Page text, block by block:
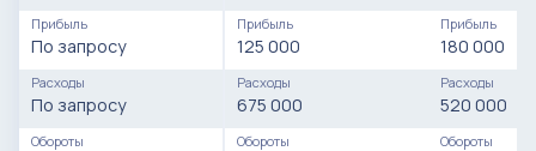
Прибыль
По запросу
Расходы
По запросу
Обороты
Прибыль
125 000
Расходы
675 000
Обороты
Прибыль
180 000
Расходы
520 000
Обороты